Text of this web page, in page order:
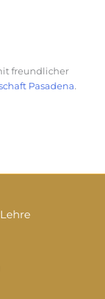
freundlicher
Pasadena.